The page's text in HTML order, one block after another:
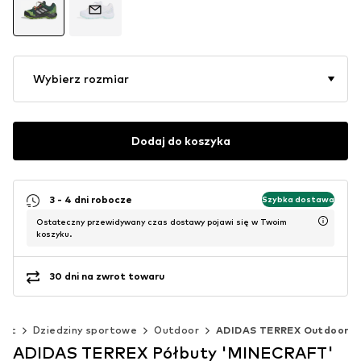
Wybierz rozmiar
Dodaj do koszyka
3 - 4 dni robocze Szybka dostawa
Ostateczny przewidywany czas dostawy pojawi się w Twoim
koszyku.
30 dni na zwrot towaru
Dziedziny sportowe Outdoor ADIDAS TERREX Outdoor
ADIDAS TERREX Półbuty 'MINECRAFT'